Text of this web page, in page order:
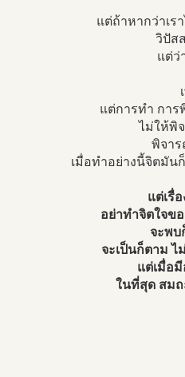
แต่ถ้าหากว่าเร
วิปัส
แต่ว่
แต่การทำ กา
ไม่ให้พิ
พิจาร
เมื่อทำอย่างนี้จิตมัน
แต่เรื่
อย่าทำจิตใจข
จะพบ
จะเป็นก็ตาม ไ
แต่เมื่อ
ในที่สุด สมถ